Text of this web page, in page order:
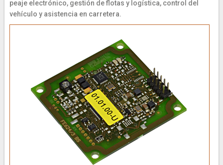
peaje electrónico, gestión de flotas y logística, control del
vehículo y asistencia en carretera.